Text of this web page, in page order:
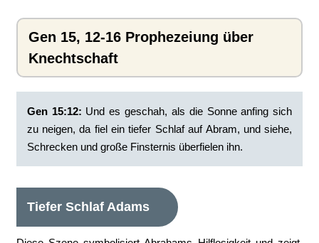
Gen 15, 12-16 Prophezeiung über
Knechtschaft
Gen 15:12: ‭Und es geschah, als die Sonne anfing sich
zu neigen, da fiel ein tiefer Schlaf auf Abram, und siehe,
Schrecken und große Finsternis überfielen ihn.
Tiefer Schlaf Adams